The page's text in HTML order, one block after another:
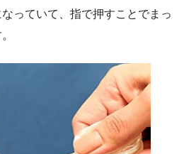
っていて、指で押すことでまっ